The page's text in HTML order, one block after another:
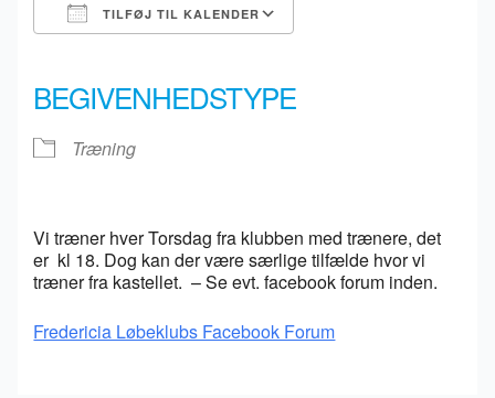
TILFØJ TIL KALENDER
BEGIVENHEDSTYPE
Træning
Vi træner hver Torsdag fra klubben med trænere, det
er kl 18. Dog kan der være særlige tilfælde hvor vi
træner fra kastellet. – Se evt. facebook forum inden.
Fredericia Løbeklubs Facebook Forum